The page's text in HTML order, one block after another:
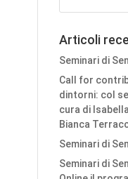
Articoli
Seminari di
Call for
dintorni: col
cura di
Bianca
Seminari di
Seminari di